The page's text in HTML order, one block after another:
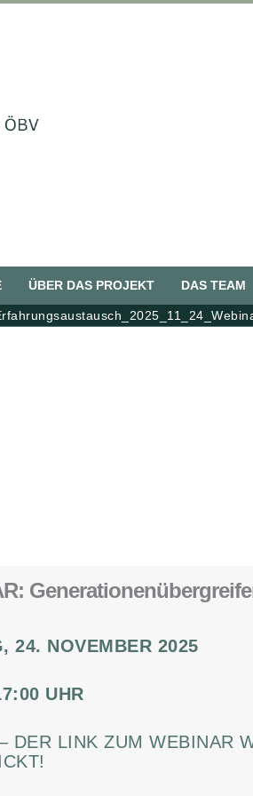
ÜBER DAS PROJEKT DAS TEAM
: G
24. NOVEMBER 2025
UHR
DER LINK ZUM WEBINAR